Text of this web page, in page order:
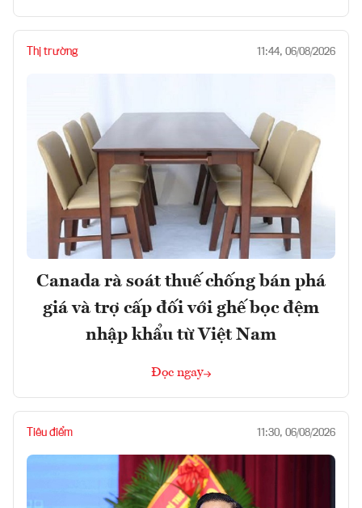
Thị trường 11:44, 06/08/2026
Canada rà soát thuế chống bán phá
giá và trợ cấp đối với ghế bọc đệm
nhập khẩu từ Việt Nam
Đọc ngay
Tiêu điểm 11:30, 06/08/2026